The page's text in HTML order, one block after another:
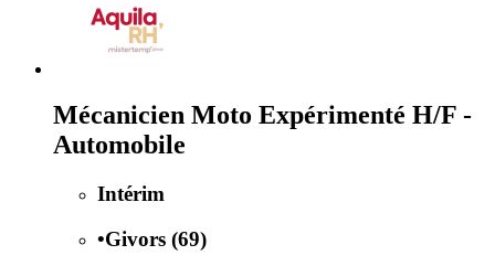
Mécanicien Moto Expérimenté H/F -
Automobile
Intérim
•Givors (69)